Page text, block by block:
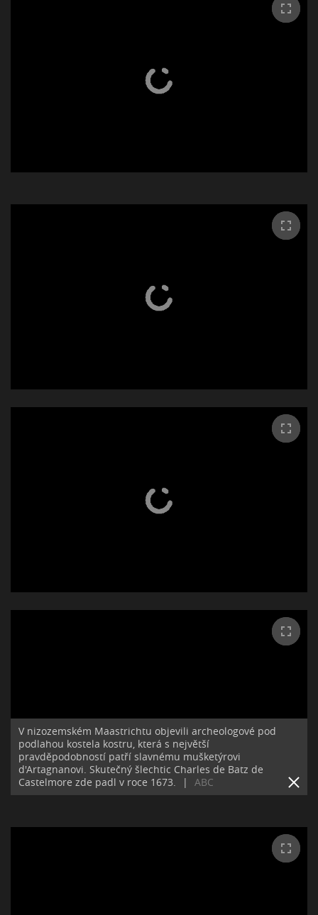
V nizozemském Maastrichtu objevili archeologové pod
podlahou kostela kostru, která s největší
pravděpodobností patří slavnému mušketýrovi
d'Artagnanovi. Skutečný šlechtic Charles de Batz de
Castelmore zde padl v roce 1673.
| ABC